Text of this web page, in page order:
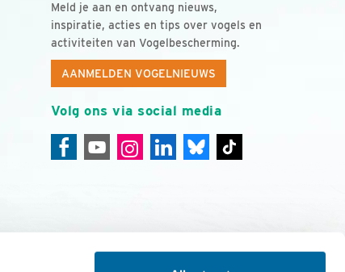
Meld je aan en ontvang nieuws,
inspiratie, acties en tips over vogels en
activiteiten van Vogelbescherming.
AANMELDEN VOGELNIEUWS
Volg ons via social media